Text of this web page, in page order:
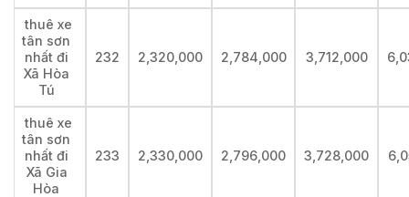
thuê xe
tân sơn
nhất đi
Xã Hòa
Tú
232 2,320,000 2,784,000 3,712,000
thuê xe
tân sơn
nhất đi
Xã Gia
Hòa
233 2,330,000 2,796,000 3,728,000